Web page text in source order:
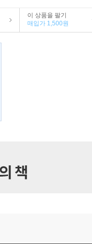
이 상품을 팔기
매입가 1,500원